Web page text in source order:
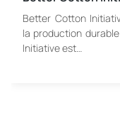
Better Cotton
la production
Initiative est…